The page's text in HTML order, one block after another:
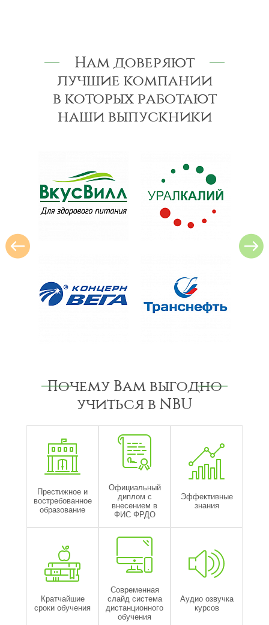
Нам доверяют
лучшие компании
в которых работают
наши выпускники
Почему Вам выгодно
учиться в NBU
Престижное и
востребованное
образование
Официальный
диплом с
внесением в
ФИС ФРДО
Эффективные
знания
Кратчайшие
сроки обучения
Современная
слайд система
дистанционного
обучения
Аудио озвучка
курсов